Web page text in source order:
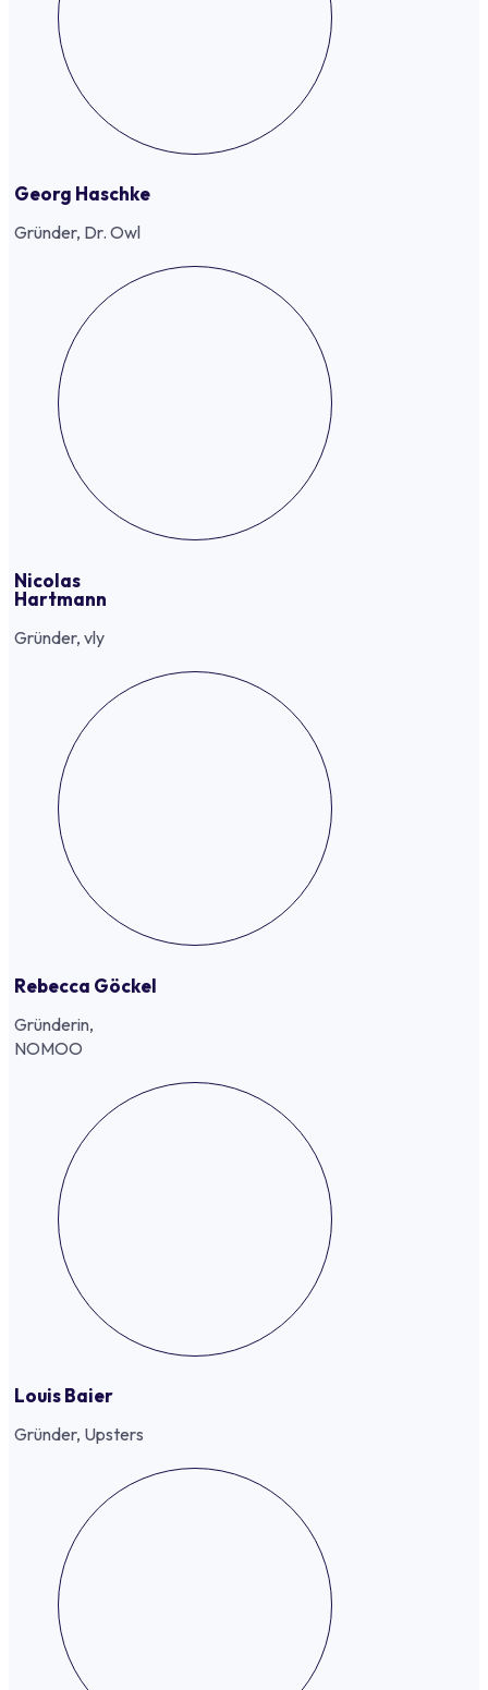
Georg Haschke
Gründer, Dr. Owl
Nicolas
Hartmann
Gründer, vly
Rebecca Göckel
Gründerin,
NOMOO
Louis Baier
Gründer, Upsters